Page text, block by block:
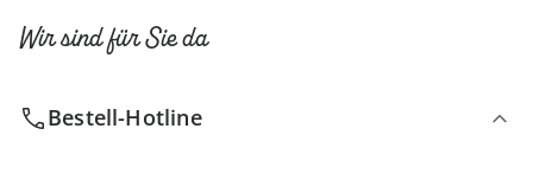
Wir sind für Sie da
Bestell-Hotline